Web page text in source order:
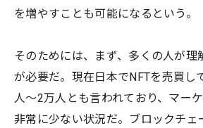
を増やすことも可能になるという。
そのためには、まず、多くの人が理
が必要だ。現在日本でNFTを売買し
人〜2万人とも言われており、マー
非常に少ない状況だ。ブロックチェ